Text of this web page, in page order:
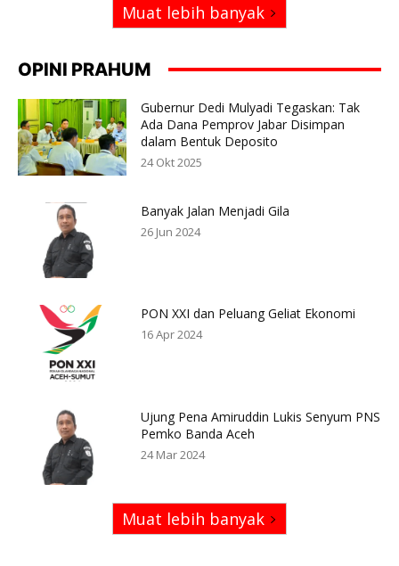
Muat lebih banyak
OPINI PRAHUM
Gubernur Dedi Mulyadi Tegaskan: Tak
Ada Dana Pemprov Jabar Disimpan
dalam Bentuk Deposito
24 Okt 2025
Banyak Jalan Menjadi Gila
26 Jun 2024
PON XXI dan Peluang Geliat Ekonomi
16 Apr 2024
Ujung Pena Amiruddin Lukis Senyum PNS
Pemko Banda Aceh
24 Mar 2024
Muat lebih banyak